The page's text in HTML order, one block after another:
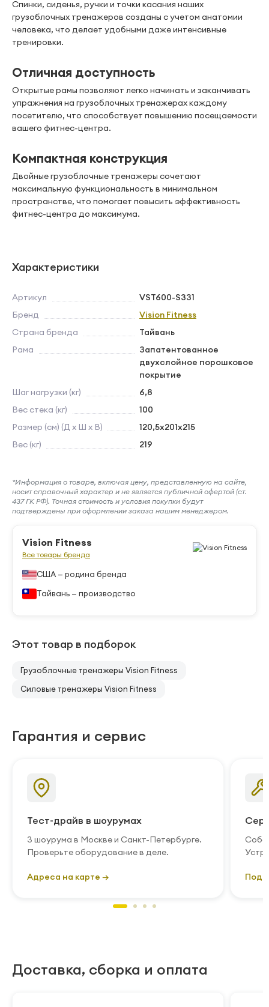
Спинки, сиденья, ручки и точки касания наших
грузоблочных тренажеров созданы с учетом анатомии
человека, что делает удобными даже интенсивные
тренировки.
Отличная доступность
Открытые рамы позволяют легко начинать и заканчивать
упражнения на грузоблочных тренажерах каждому
посетителю, что способствует повышению посещаемости
вашего фитнес-центра.
Компактная конструкция
Двойные грузоблочные тренажеры сочетают
максимальную функциональность в минимальном
пространстве, что помогает повысить эффективность
фитнес-центра до максимума.
Характеристики
Артикул
VST600-S331
Бренд
Vision Fitness
Страна бренда
Тайвань
Рама
Запатентованное
двухслойное порошковое
покрытие
Шаг нагрузки (кг)
6,8
Вес стека (кг)
100
Размер (см) (Д х Ш х В)
120,5х201х215
Вес (кг)
219
*Информация о товаре, включая цену, представленную на сайте,
носит справочный характер и не является публичной офертой (ст.
437 ГК РФ). Точная стоимость и условия покупки будут
подтверждены при оформлении заказа нашим менеджером.
Vision Fitness
Все товары бренда
США — родина бренда
Тайвань — производство
Этот товар в подборок
Грузоблочные тренажеры Vision Fitness
Силовые тренажеры Vision Fitness
Гарантия и сервис
Тест-драйв в шоурумах
3 шоурума в Москве и Санкт-Петербурге.
Проверьте оборудование в деле.
Адреса на карте →
Доставка, сборка и оплата